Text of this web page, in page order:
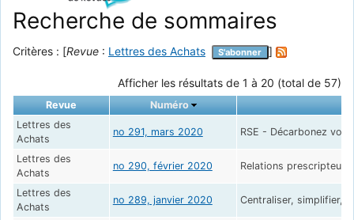
Recherche de sommaires
Critères : [Revue : Lettres des Achats S'abonner ]
Afficher les résultats de 1 à 20 (total de 57)
Revue
Numéro
Lettres des
Achats
no 291, mars 2020 RSE - Décarbonez vos
Lettres des
Achats
no 290, février 2020 Relations
Lettres des
Achats
no 289, janvier 2020 Centraliser, simplifier,